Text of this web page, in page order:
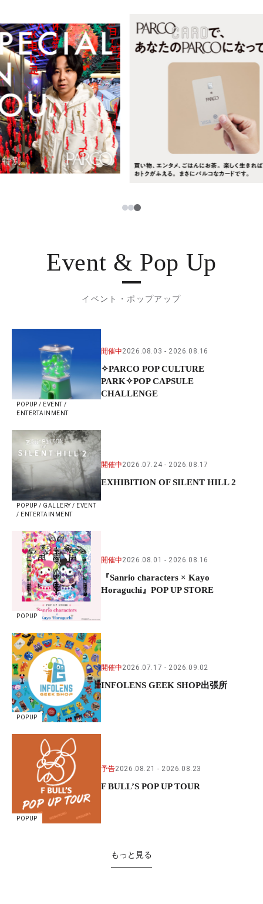
TAX FREE
PARCOメンバーズ
JP
日本語
12
Event & Pop Up
イベント・ポップアップ
POPUP / EVENT /
ENTERTAINMENT
開催中2026.08.03 2026.08.16
✧PARCO POP CULTURE
PARK✧POP CAPSULE
CHALLENGE
POPUP / GALLERY / EVENT
/ ENTERTAINMENT
開催中2026.07.24 2026.08.17
EXHIBITION OF SILENT HILL 2
POPUP
開催中2026.08.01 2026.08.16
『Sanrio characters × Kayo
Horaguchi』POP UP STORE
POPUP
開催中2026.07.17 2026.09.02
INFOLENS GEEK SHOP出張所
POPUP
予告2026.08.21 2026.08.23
F BULL’S POP UP TOUR
もっと見る